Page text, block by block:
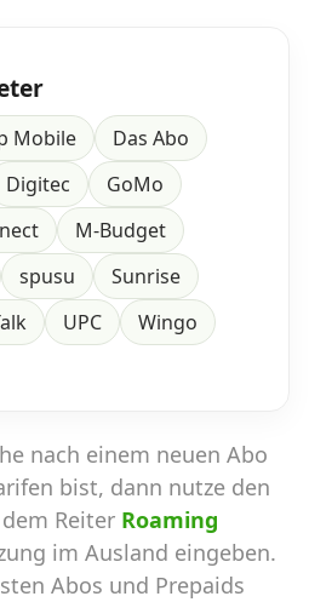
Mobile
Das Abo
Digitec
GoMo
M-Budget
spusu
Sunrise
UPC
Wingo
nach einem neuen Abo
bist, dann nutze den
Reiter Roaming
im Ausland eingeben.
Abos und Prepaids